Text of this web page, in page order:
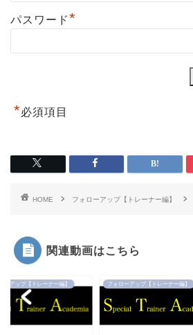
パスワード*
*必須項目
HOME フォローアップ【トレーナー編】
関連動画はこちら
ーアップ【トレーナー編】 フォローアップ【トレーナー編】